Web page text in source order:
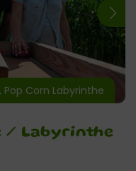
/ Labyrinthe
Pop Corn Labyrinthe